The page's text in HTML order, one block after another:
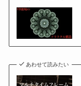
あわせて読みたい